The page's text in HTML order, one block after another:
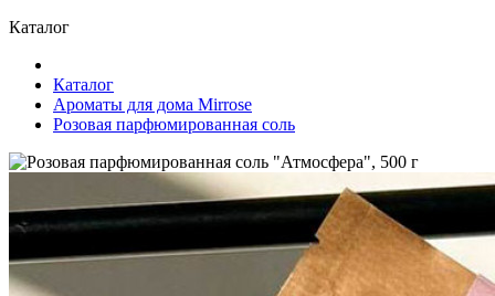
Каталог
Каталог
Ароматы для дома Mirrose
Розовая парфюмированная соль